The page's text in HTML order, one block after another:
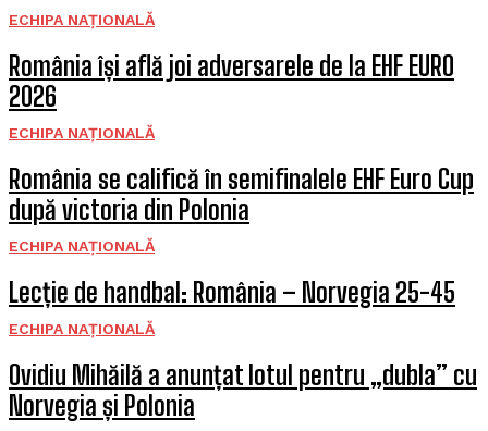
ECHIPA NAȚIONALĂ
România își află joi adversarele de la EHF EURO
2026
ECHIPA NAȚIONALĂ
România se califică în semifinalele EHF Euro Cup
după victoria din Polonia
ECHIPA NAȚIONALĂ
Lecție de handbal: România – Norvegia 25-45
ECHIPA NAȚIONALĂ
Ovidiu Mihăilă a anunțat lotul pentru „dubla” cu
Norvegia și Polonia